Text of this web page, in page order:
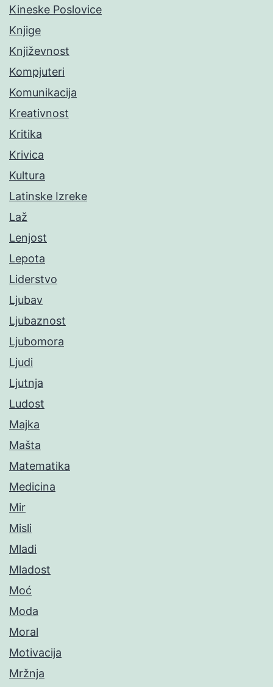
Kineske Poslovice
Knjige
Književnost
Kompjuteri
Komunikacija
Kreativnost
Kritika
Krivica
Kultura
Latinske Izreke
Laž
Lenjost
Lepota
Liderstvo
Ljubav
Ljubaznost
Ljubomora
Ljudi
Ljutnja
Ludost
Majka
Mašta
Matematika
Medicina
Mir
Misli
Mladi
Mladost
Moć
Moda
Moral
Motivacija
Mržnja